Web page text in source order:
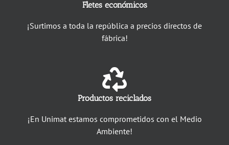
Fletes económicos
¡Surtimos a toda la república a precios directos de
fábrica!
Productos reciclados
¡En Unimat estamos comprometidos con el Medio
Ambiente!